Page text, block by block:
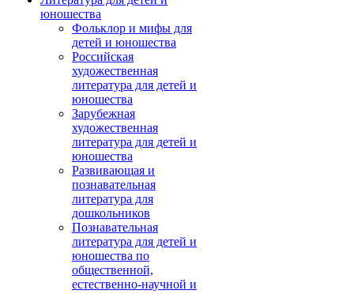
юношества
Фольклор и мифы для
детей и юношества
Российская
художественная
литература для детей и
юношества
Зарубежная
художественная
литература для детей и
юношества
Развивающая и
познавательная
литература для
дошкольников
Познавательная
литература для детей и
юношества по
общественной,
естественно-научной и